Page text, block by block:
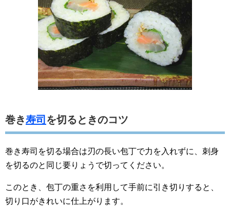
巻き寿司 を切るときのコツ
巻き寿司を切る場合は刃の長い包丁で力を入れずに、刺身
を切るのと同じ要りょうで切ってください。
このとき、包丁の重さを利用して手前に引き切りすると、
切り口がきれいに仕上がります。